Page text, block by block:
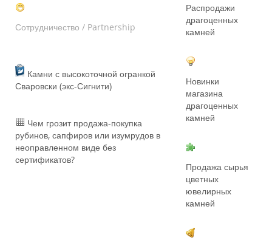
Сотрудничество / Partnership
Камни с высокоточной огранкой
Сваровски (экс-Сигнити)
Чем грозит продажа-покупка
рубинов, сапфиров или изумрудов в
неоправленном виде без
сертификатов?
Распродажи
драгоценных
камней
Новинки
магазина
драгоценных
камней
Продажа сырья
цветных
ювелирных
камней